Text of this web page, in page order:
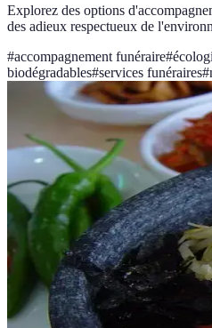
Explorez des options
des adieux respectueux de
#accompagnement funéraire#
biodégradables#services funéraires#